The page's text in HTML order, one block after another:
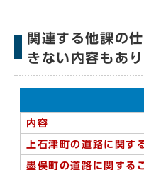
関連する他課の
きない内容もあり
内容
上石津町の道路に関す
墨俣町の道路に関する